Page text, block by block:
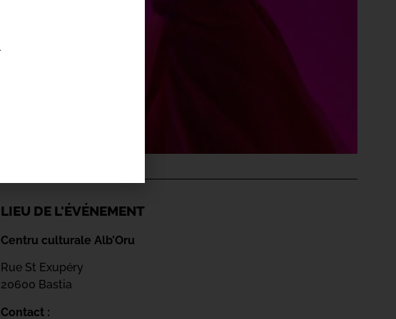
LIEU DE L'ÉVÉNEMENT
Centru culturale Alb’Oru
Rue St Exupéry
20600 Bastia
Contact :